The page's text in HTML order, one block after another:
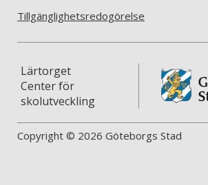
Tillgänglighetsredogörelse
Lärtorget
Center för
skolutveckling
Copyright © 2026 Göteborgs Stad